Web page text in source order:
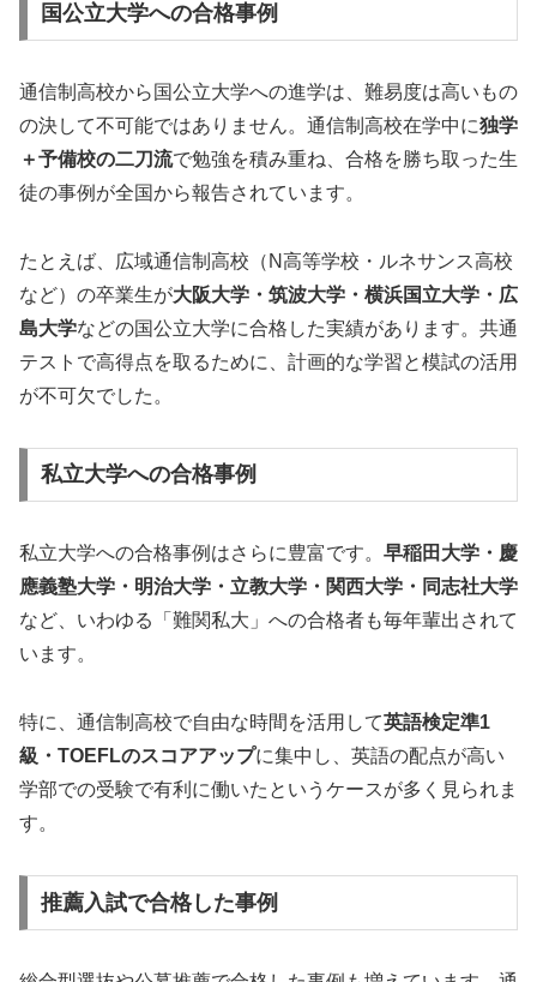
国公立大学への合格事例
通信制高校から国公立大学への進学は、難易度は高いもの
の決して不可能ではありません。通信制高校在学中に独学
＋予備校の二刀流で勉強を積み重ね、合格を勝ち取った生
徒の事例が全国から報告されています。
たとえば、広域通信制高校（N高等学校・ルネサンス高校
など）の卒業生が大阪大学・筑波大学・横浜国立大学・広
島大学などの国公立大学に合格した実績があります。共通
テストで高得点を取るために、計画的な学習と模試の活用
が不可欠でした。
私立大学への合格事例
私立大学への合格事例はさらに豊富です。 早稲田大学・慶
應義塾大学・明治大学・立教大学・関西大学・同志社大学
など、いわゆる「難関私大」への合格者も毎年輩出されて
います。
特に、通信制高校で自由な時間を活用して英語検定準1
級・TOEFLのスコアアップに集中し、英語の配点が高い
学部での受験で有利に働いたというケースが多く見られま
す。
推薦入試で合格した事例